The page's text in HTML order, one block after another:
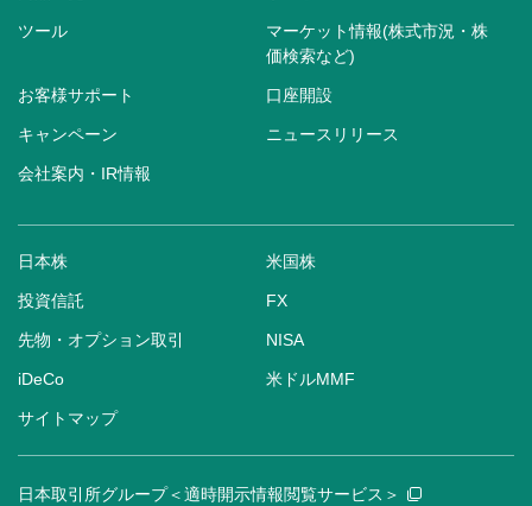
ツール
マーケット情報(株式市況・株
価検索など)
お客様サポート 口座開設
キャンペーン ニュースリリース
会社案内・IR情報
日本株 米国株
投資信託 FX
先物・オプション取引 NISA
iDeCo 米ドルMMF
サイトマップ
日本取引所グループ＜適時開示情報閲覧サービス＞